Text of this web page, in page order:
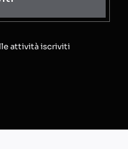
attività iscriviti